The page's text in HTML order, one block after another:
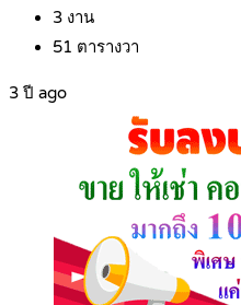
3 งาน
51 ตารางวา
3 ปี ago